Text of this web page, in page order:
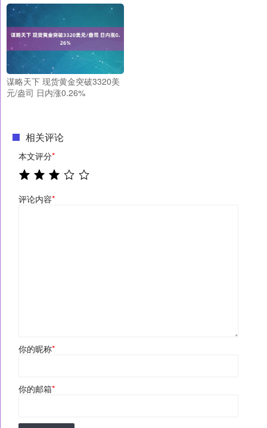
谋略天下 现货黄金突破3320美
元/盎司 日内涨0.26%
相关评论
本文评分*
评论内容*
你的昵称*
你的邮箱*